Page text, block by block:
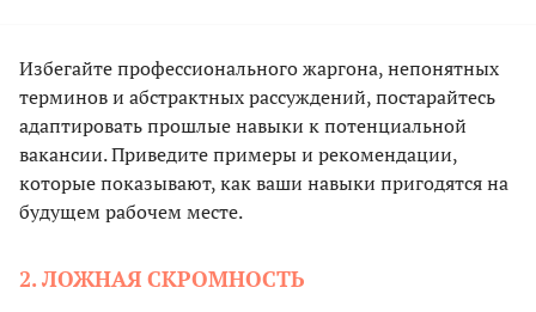
Избегайте профессионального жаргона, непонятных
терминов и абстрактных рассуждений, постарайтесь
адаптировать прошлые навыки к потенциальной
вакансии. Приведите примеры и рекомендации,
которые показывают, как ваши навыки пригодятся на
будущем рабочем месте.
2. ЛОЖНАЯ СКРОМНОСТЬ